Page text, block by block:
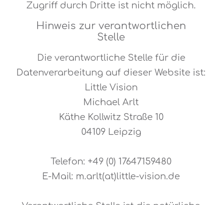
Zugriff durch Dritte ist nicht möglich.
Hinweis zur verantwortlichen
Stelle
Die verantwortliche Stelle für die
Datenverarbeitung auf dieser Website ist:
Little Vision
Michael Arlt
Käthe Kollwitz Straße 10
04109 Leipzig
Telefon: +49 (0) 17647159480
E-Mail: m.arlt(at)little-vision.de